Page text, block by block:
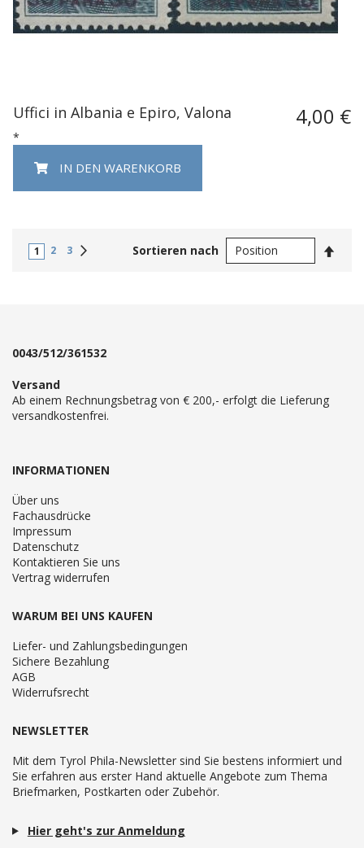
Uffici in Albania e Epiro, Valona 4,00 €
*
IN DEN WARENKORB
1 2 3 Sortieren nach
0043/512/361532
Versand
Ab einem Rechnungsbetrag von € 200,- erfolgt die Lieferung
versandkostenfrei.
INFORMATIONEN
Über uns
Fachausdrücke
Impressum
Datenschutz
Kontaktieren Sie uns
Vertrag widerrufen
WARUM BEI UNS KAUFEN
Liefer- und Zahlungsbedingungen
Sichere Bezahlung
AGB
Widerrufsrecht
NEWSLETTER
Mit dem Tyrol Phila-Newsletter sind Sie bestens informiert und
Sie erfahren aus erster Hand aktuelle Angebote zum Thema
Briefmarken, Postkarten oder Zubehör.
Hier geht's zur Anmeldung